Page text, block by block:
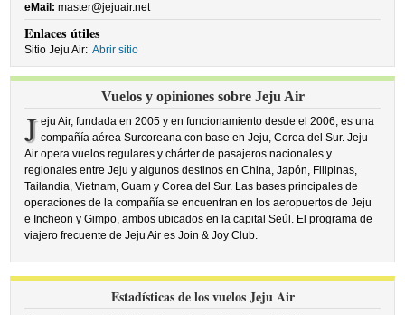
eMail: master@jejuair.net
Enlaces útiles
Sitio Jeju Air: Abrir sitio
Vuelos y opiniones sobre Jeju Air
J eju Air, fundada en 2005 y en funcionamiento desde el 2006, es una
compañía aérea Surcoreana con base en Jeju, Corea del Sur. Jeju
Air opera vuelos regulares y chárter de pasajeros nacionales y
regionales entre Jeju y algunos destinos en China, Japón, Filipinas,
Tailandia, Vietnam, Guam y Corea del Sur. Las bases principales de
operaciones de la compañía se encuentran en los aeropuertos de Jeju
e Incheon y Gimpo, ambos ubicados en la capital Seúl. El programa de
viajero frecuente de Jeju Air es Join & Joy Club.
Estadísticas de los vuelos Jeju Air